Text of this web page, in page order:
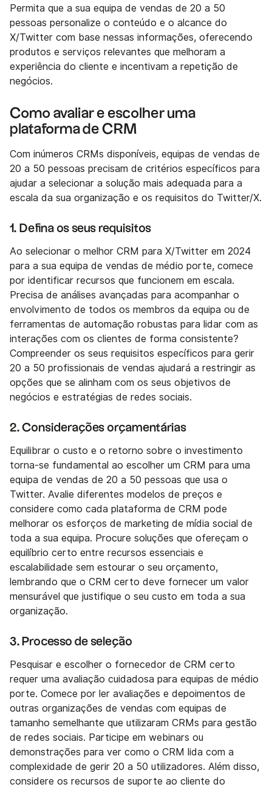
Permita que a sua equipa de vendas de 20 a 50
pessoas personalize o conteúdo e o alcance do
X/Twitter com base nessas informações, oferecendo
produtos e serviços relevantes que melhoram a
experiência do cliente e incentivam a repetição de
negócios.
Como avaliar e escolher uma
plataforma de CRM
Com inúmeros CRMs disponíveis, equipas de vendas de
20 a 50 pessoas precisam de critérios específicos para
ajudar a selecionar a solução mais adequada para a
escala da sua organização e os requisitos do Twitter/X.
1. Defina os seus requisitos
Ao selecionar o melhor CRM para X/Twitter em 2024
para a sua equipa de vendas de médio porte, comece
por identificar recursos que funcionem em escala.
Precisa de análises avançadas para acompanhar o
envolvimento de todos os membros da equipa ou de
ferramentas de automação robustas para lidar com as
interações com os clientes de forma consistente?
Compreender os seus requisitos específicos para gerir
20 a 50 profissionais de vendas ajudará a restringir as
opções que se alinham com os seus objetivos de
negócios e estratégias de redes sociais.
2. Considerações orçamentárias
Equilibrar o custo e o retorno sobre o investimento
torna-se fundamental ao escolher um CRM para uma
equipa de vendas de 20 a 50 pessoas que usa o
Twitter. Avalie diferentes modelos de preços e
considere como cada plataforma de CRM pode
melhorar os esforços de marketing de mídia social de
toda a sua equipa. Procure soluções que ofereçam o
equilíbrio certo entre recursos essenciais e
escalabilidade sem estourar o seu orçamento,
lembrando que o CRM certo deve fornecer um valor
mensurável que justifique o seu custo em toda a sua
organização.
3. Processo de seleção
Pesquisar e escolher o fornecedor de CRM certo
requer uma avaliação cuidadosa para equipas de médio
porte. Comece por ler avaliações e depoimentos de
outras organizações de vendas com equipas de
tamanho semelhante que utilizaram CRMs para gestão
de redes sociais. Participe em webinars ou
demonstrações para ver como o CRM lida com a
complexidade de gerir 20 a 50 utilizadores. Além disso,
considere os recursos de suporte ao cliente do